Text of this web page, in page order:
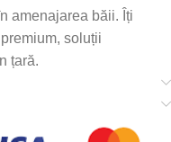
amenajarea băii. Îți
soluții
țară.